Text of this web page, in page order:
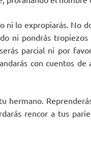
ni lo expropiarás. No
ni pondrás
parcial ni por
con cuentos
hermano.
rencor a tus